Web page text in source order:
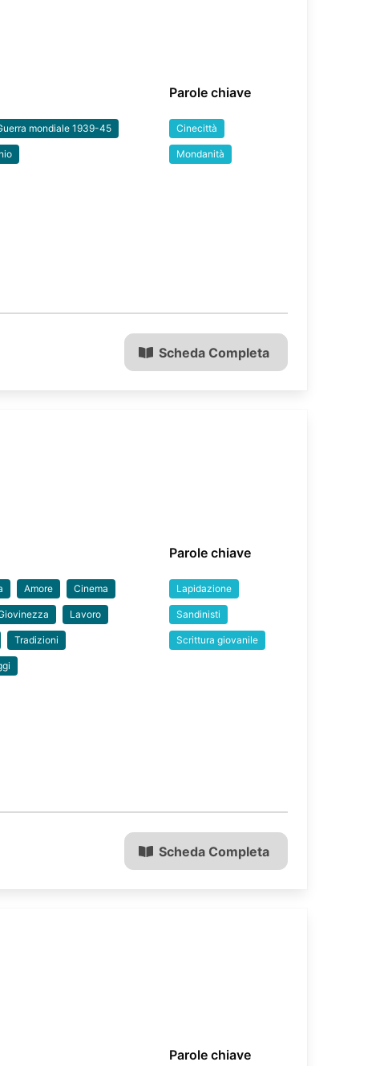
mondiale 1939-45
Parole chiave
Cinecittà
Mondanità
Scheda Completa
Amore Cinema
Lavoro
Tradizioni
Parole chiave
Lapidazione
Sandinisti
Scrittura giovanile
Scheda Completa
Parole chiave